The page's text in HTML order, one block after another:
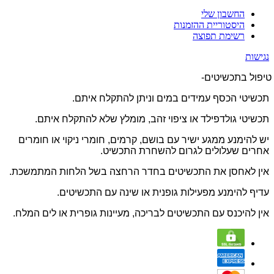
החשבון שלי
היסטוריית ההזמנות
רשימת תפוצה
נגישות
טיפול בתכשיטים-
תכשיטי הכסף עמידים במים וניתן להתקלח איתם.
תכשיטי גולדפילד או ציפוי זהב, מומלץ שלא להתקלח איתם.
יש להימנע ממגע ישיר עם בושם, קרמים, חומרי ניקוי או חומרים
אחרים שעלולים לגרום להשחרת התכשיט.
אין לאחסן את התכשיטים בחדר הרחצה בשל הלחות המתמשכת.
עדיף להימנע מפעילות גופנית או שינה עם התכשיטים.
אין להיכנס עם התכשיטים לבריכה, מעיינות גופרית או לים המלח.